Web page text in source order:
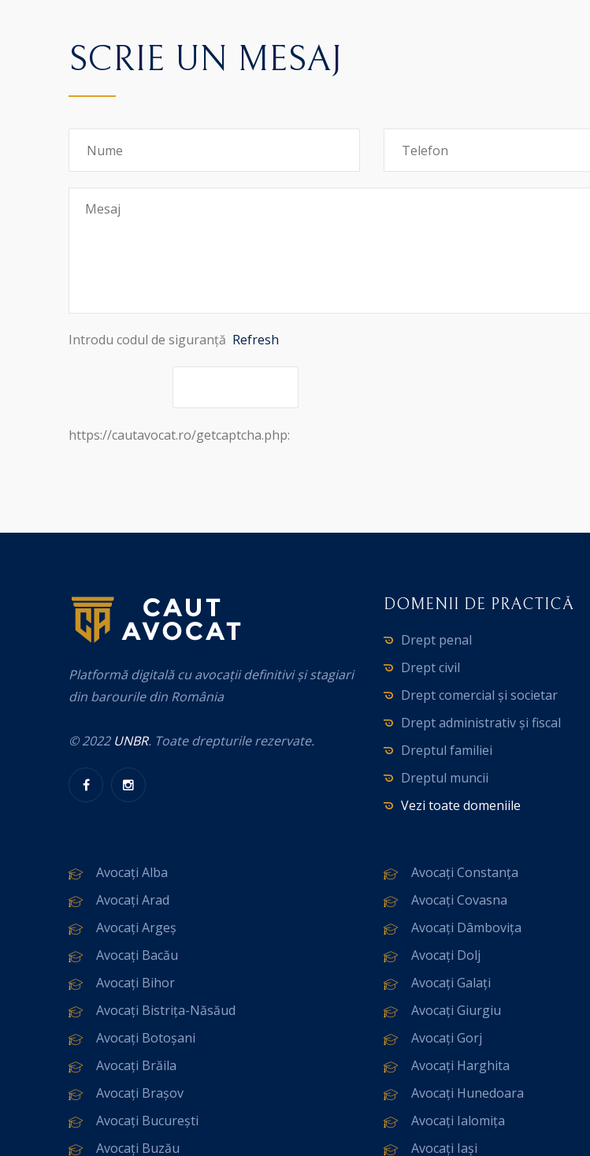
SCRIE UN MESAJ
Introdu codul de siguranță Refresh
https://cautavocat.ro/getcaptcha.php:
Platformă digitală cu avocații definitivi și stagiari
din barourile din România
© 2022 UNBR. Toate drepturile rezervate.
DOMENII DE PRACTICĂ
Drept penal
Drept civil
Drept comercial și societar
Drept administrativ și fiscal
Dreptul familiei
Dreptul muncii
Vezi toate domeniile
Avocați Alba
Avocați Arad
Avocați Argeș
Avocați Bacău
Avocați Bihor
Avocați Bistrița-Năsăud
Avocați Botoșani
Avocați Brăila
Avocați Brașov
Avocați București
Avocați Buzău
Avocați Constanța
Avocați Covasna
Avocați Dâmbovița
Avocați Dolj
Avocați Galați
Avocați Giurgiu
Avocați Gorj
Avocați Harghita
Avocați Hunedoara
Avocați Ialomița
Avocați Iași